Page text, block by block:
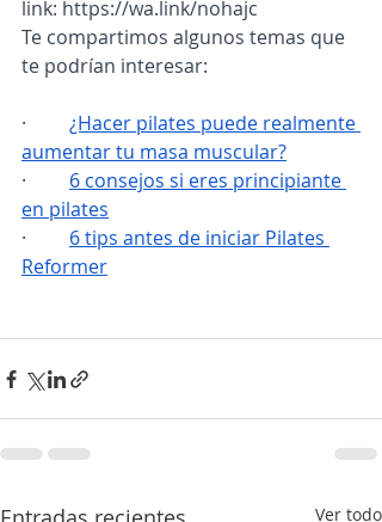
link: https://wa.link/nohajc
Te compartimos algunos temas que
te podrían interesar:
·
¿Hacer pilates puede realmente
aumentar tu masa muscular?
·
6 consejos si eres principiante
en pilates
·
6 tips antes de iniciar Pilates
Reformer
Ver todo